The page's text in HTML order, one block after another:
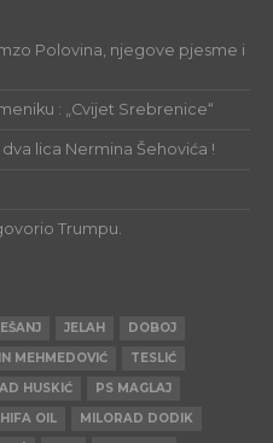
Polovina, njegove pjesme i
: „Cvijet Srebrenice“
lica Nermina Šehovića !
Trumpu.
JELAH
DOBOJ
MEHMEDOVIĆ
TESLIĆ
HUSKIĆ
PS MAGLAJ
HIFA OIL
MILORAD DODIK